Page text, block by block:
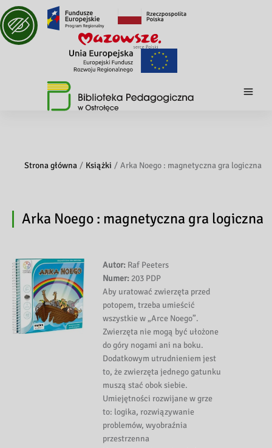
Strona główna Książki Arka Noego : magnetyczna gra logiczna
Arka Noego : magnetyczna gra logiczna
Autor: Raf Peeters
Numer: 203 PDP
Aby uratować zwierzęta przed
potopem, trzeba umieścić
wszystkie w „Arce Noego”.
Zwierzęta nie mogą być ułożone
do góry nogami ani na boku.
Dodatkowym utrudnieniem jest
to, że zwierzęta jednego gatunku
muszą stać obok siebie.
Umiejętności rozwijane w grze
to: logika, rozwiązywanie
problemów, wyobraźnia
przestrzenna